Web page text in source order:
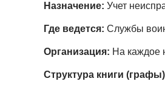
Назначение: Учет
Где ведется: Службы
Организация: На каждое
Структура книги